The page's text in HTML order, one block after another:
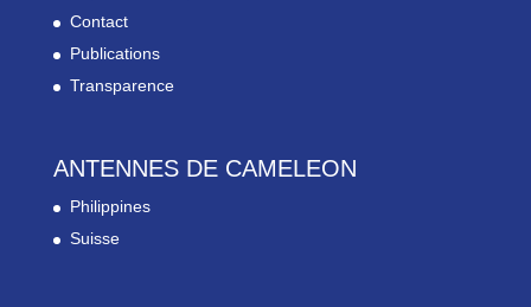
Contact
Publications
Transparence
ANTENNES DE CAMELEON
Philippines
Suisse